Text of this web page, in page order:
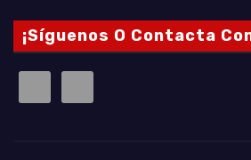
¡Síguenos O Contacta